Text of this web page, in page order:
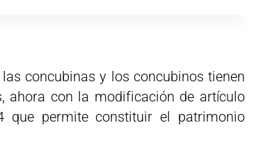
concubinas y los concubinos tienen
ahora con la modificación de artículo
permite constituir el patrimonio